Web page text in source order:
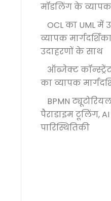
मॉडलिंग के व्यापक
OCL का UML
व्यापक
उदाहरणों के साथ
ऑब्जेक्ट
का व्यापक
BPMN
पैराडाइम टूलिंग,
पारिस्थितिकी